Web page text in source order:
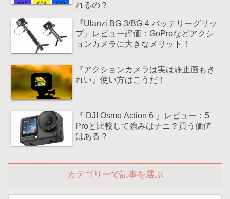
れるの？
『Ulanzi BG-3/BG-4 バッテリーグリッ
プ』レビュー評価：GoProなどアクシ
ョンカメラに大きなメリット！
『アクションカメラは実は静止画もき
れい』使い方はこうだ！
『 DJI Osmo Action 6 』レビュー：5
Proと比較して強みはナニ？買う価値
はある？
カテゴリーで記事を選ぶ